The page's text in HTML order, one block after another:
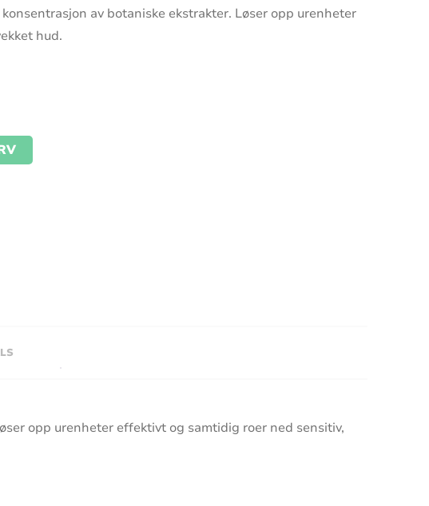
av botaniske ekstrakter. Løser opp urenheter
hud.
opp urenheter effektivt og samtidig roer ned sensitiv,